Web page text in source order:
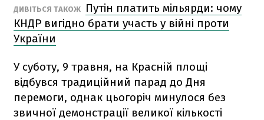
ДИВІТЬСЯ ТАКОЖ
Путін платить мільярди: чому
КНДР вигідно брати участь у війні проти
України
У суботу, 9 травня, на Красній площі
відбувся традиційний парад до Дня
перемоги, однак цьогоріч минулося без
звичної демонстрації великої кількості